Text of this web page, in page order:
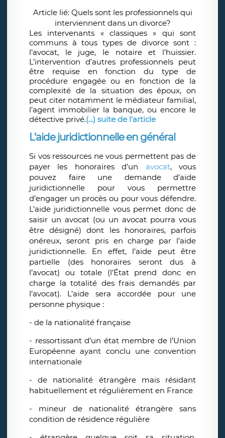
Article lié: Quels sont les professionnels qui
interviennent dans un divorce?
Les intervenants « classiques » qui sont
communs à tous types de divorce sont :
l’avocat, le juge, le notaire et l’huissier.
L’intervention d’autres professionnels peut
être requise en fonction du type de
procédure engagée ou en fonction de la
complexité de la situation des époux, on
peut citer notamment le médiateur familial,
l’agent immobilier la banque, ou encore le
détective privé.(...) suite de l'article
L’aide juridictionnelle en général
Si vos ressources ne vous permettent pas de
payer les honoraires d’un avocat, vous
pouvez faire une demande d’aide
juridictionnelle pour vous permettre
d’engager un procès ou pour vous défendre.
L’aide juridictionnelle vous permet donc de
saisir un avocat (ou un avocat pourra vous
être désigné) dont les honoraires, parfois
onéreux, seront pris en charge par l’aide
juridictionnelle. En effet, l’aide peut être
partielle (des honoraires seront dus à
l’avocat) ou totale (l’État prend donc en
charge la totalité des frais demandés par
l’avocat). L’aide sera accordée pour une
personne physique :
- de la nationalité française
- ressortissant d’un état membre de l’Union
Européenne ayant conclu une convention
internationale
- de nationalité étrangère mais résidant
habituellement et régulièrement en France
- mineur de nationalité étrangère sans
condition de résidence régulière